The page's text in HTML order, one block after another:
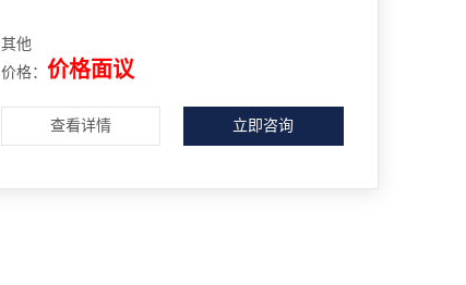
其他
价格： 价格面议
查看详情 立即咨询